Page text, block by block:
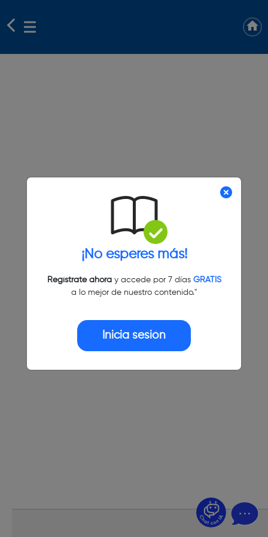
¡No esperes más!
Regístrate ahoray accede por 7 días GRATIS
a lo mejor de nuestro contenido."
Inicia sesión